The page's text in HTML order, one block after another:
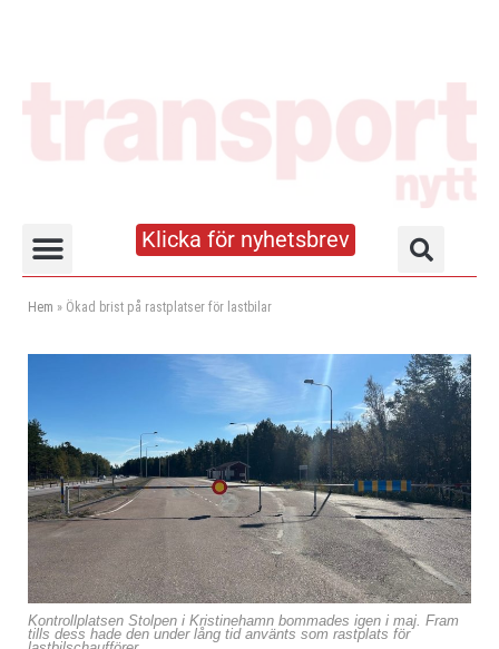
Klicka för nyhetsbrev
Hem » Ökad brist på rastplatser för lastbilar
Kontrollplatsen Stolpen i Kristinehamn bommades igen i maj. Fram
tills dess hade den under lång tid använts som rastplats för